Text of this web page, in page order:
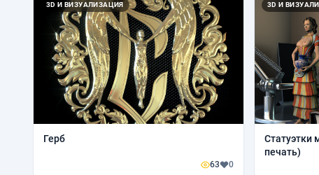
3D И ВИЗУАЛИЗАЦИЯ
Герб
63 0
3D И
Статуэтки
печать)